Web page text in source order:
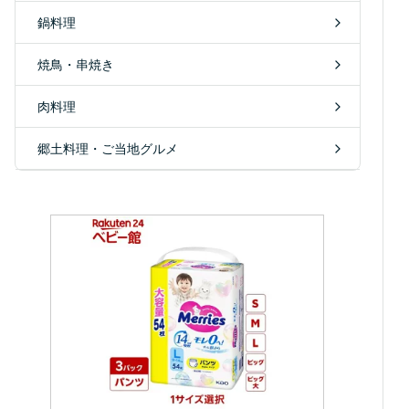
鍋料理
焼鳥・串焼き
肉料理
郷土料理・ご当地グルメ